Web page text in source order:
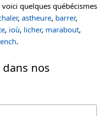
quelques québécismes
, astheure, barrer,
, ioù, licher, marabout,
.
nos